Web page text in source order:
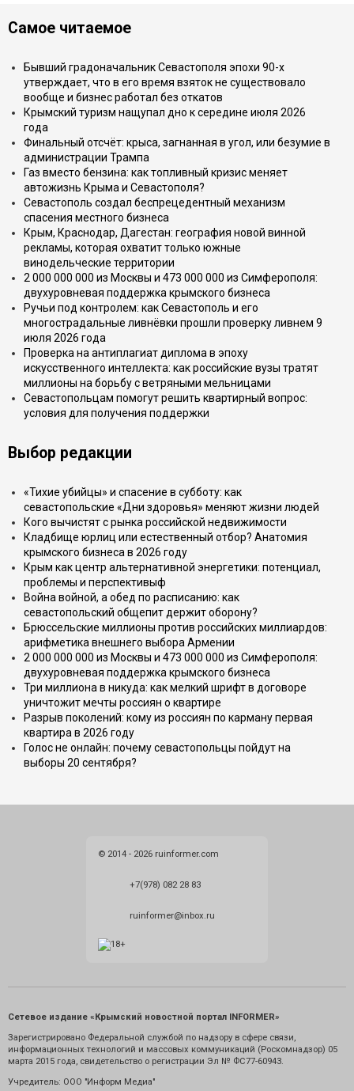
Самое читаемое
Бывший градоначальник Севастополя эпохи 90-х
утверждает, что в его время взяток не существовало
вообще и бизнес работал без откатов
Крымский туризм нащупал дно к середине июля 2026
года
Финальный отсчёт: крыса, загнанная в угол, или безумие в
администрации Трампа
Газ вместо бензина: как топливный кризис меняет
автожизнь Крыма и Севастополя?
Севастополь создал беспрецедентный механизм
спасения местного бизнеса
Крым, Краснодар, Дагестан: география новой винной
рекламы, которая охватит только южные
винодельческие территории
2 000 000 000 из Москвы и 473 000 000 из Симферополя:
двухуровневая поддержка крымского бизнеса
Ручьи под контролем: как Севастополь и его
многострадальные ливнёвки прошли проверку ливнем 9
июля 2026 года
Проверка на антиплагиат диплома в эпоху
искусственного интеллекта: как российские вузы тратят
миллионы на борьбу с ветряными мельницами
Севастопольцам помогут решить квартирный вопрос:
условия для получения поддержки
Выбор редакции
«Тихие убийцы» и спасение в субботу: как
севастопольские «Дни здоровья» меняют жизни людей
Кого вычистят с рынка российской недвижимости
Кладбище юрлиц или естественный отбор? Анатомия
крымского бизнеса в 2026 году
Крым как центр альтернативной энергетики: потенциал,
проблемы и перспективыф
Война войной, а обед по расписанию: как
севастопольский общепит держит оборону?
Брюссельские миллионы против российских миллиардов:
арифметика внешнего выбора Армении
2 000 000 000 из Москвы и 473 000 000 из Симферополя:
двухуровневая поддержка крымского бизнеса
Три миллиона в никуда: как мелкий шрифт в договоре
уничтожит мечты россиян о квартире
Разрыв поколений: кому из россиян по карману первая
квартира в 2026 году
Голос не онлайн: почему севастопольцы пойдут на
выборы 20 сентября?
© 2014 - 2026 ruinformer.com
+7(978) 082 28 83
ruinformer@inbox.ru
Сетевое издание «Крымский новостной портал INFORMER»
Зарегистрировано Федеральной службой по надзору в сфере связи,
информационных технологий и массовых коммуникаций (Роскомнадзор) 05
марта 2015 года, свидетельство о регистрации Эл № ФС77-60943.
Учредитель: ООО "Информ Медиа"